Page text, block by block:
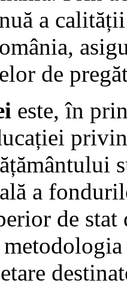
a
de
este, în
a
de